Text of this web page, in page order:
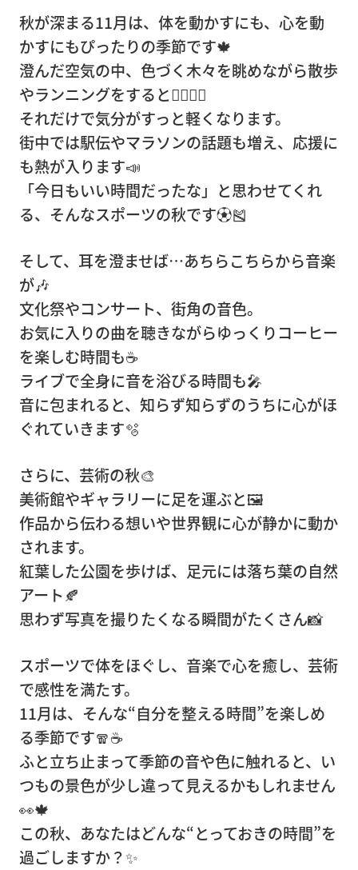
庫
ピア
ノ・
楽器
輸
送・
調律
企
業
情
報
ト
ピ
ク
ス
採
用
サ
イ
ト
0120-
110-
555
(平日 9:00
～17:00)
お
問
い
合
わ
秋が深まる11月は、体を動かすにも、心を動
かすにもぴったりの季節です🍁
澄んだ空気の中、色づく木々を眺めながら散歩
やランニングをすると🚶‍♀️🏃‍♂️
それだけで気分がすっと軽くなります。
街中では駅伝やマラソンの話題も増え、応援に
も熱が入ります📣
「今日もいい時間だったな」と思わせてくれ
る、そんなスポーツの秋です⚽🎽
そして、耳を澄ませば…あちらこちらから音楽
が🎶
文化祭やコンサート、街角の音色。
お気に入りの曲を聴きながらゆっくりコーヒー
を楽しむ時間も☕
ライブで全身に音を浴びる時間も🎤
音に包まれると、知らず知らずのうちに心がほ
ぐれていきます🫧
さらに、芸術の秋🎨
美術館やギャラリーに足を運ぶと🖼️
作品から伝わる想いや世界観に心が静かに動か
されます。
紅葉した公園を歩けば、足元には落ち葉の自然
アート🍂
思わず写真を撮りたくなる瞬間がたくさん📸
スポーツで体をほぐし、音楽で心を癒し、芸術
で感性を満たす。
11月は、そんな“自分を整える時間”を楽しめ
る季節です🧣☕
ふと立ち止まって季節の音や色に触れると、い
つもの景色が少し違って見えるかもしれません
👀🍁
この秋、あなたはどんな“とっておきの時間”を
過ごしますか？✨